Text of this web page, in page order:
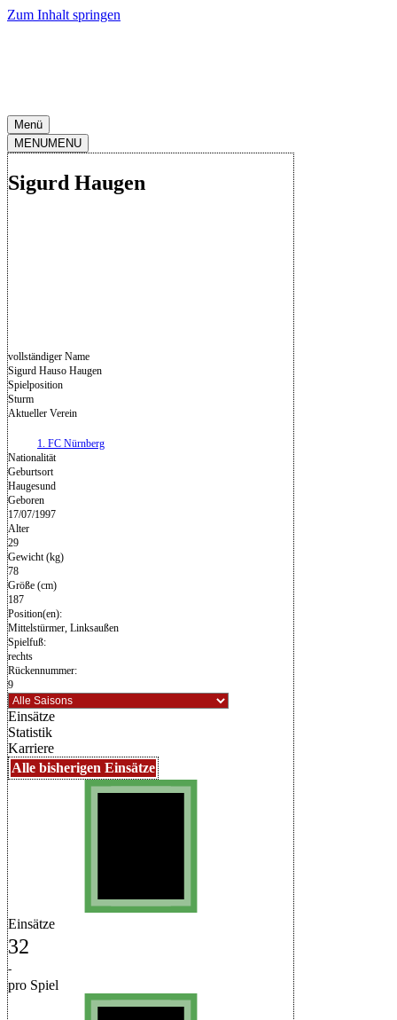
Zum Inhalt springen
Menü
MENUMENU
Sigurd Haugen
vollständiger Name
Sigurd Hauso Haugen
Spielposition
Sturm
Aktueller Verein
1. FC Nürnberg
Nationalität
Geburtsort
Haugesund
Geboren
17/07/1997
Alter
29
Gewicht (kg)
78
Größe (cm)
187
Position(en):
Mittelstürmer, Linksaußen
Spielfuß:
rechts
Rückennummer:
9
Einsätze
Statistik
Karriere
Alle bisherigen Einsätze
Einsätze
32
-
pro Spiel